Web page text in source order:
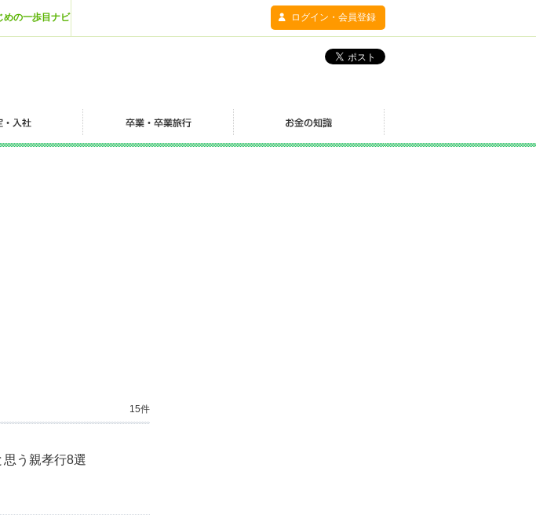
めの一歩目ナビ ログイン・会員登録
15件
う親孝行8選